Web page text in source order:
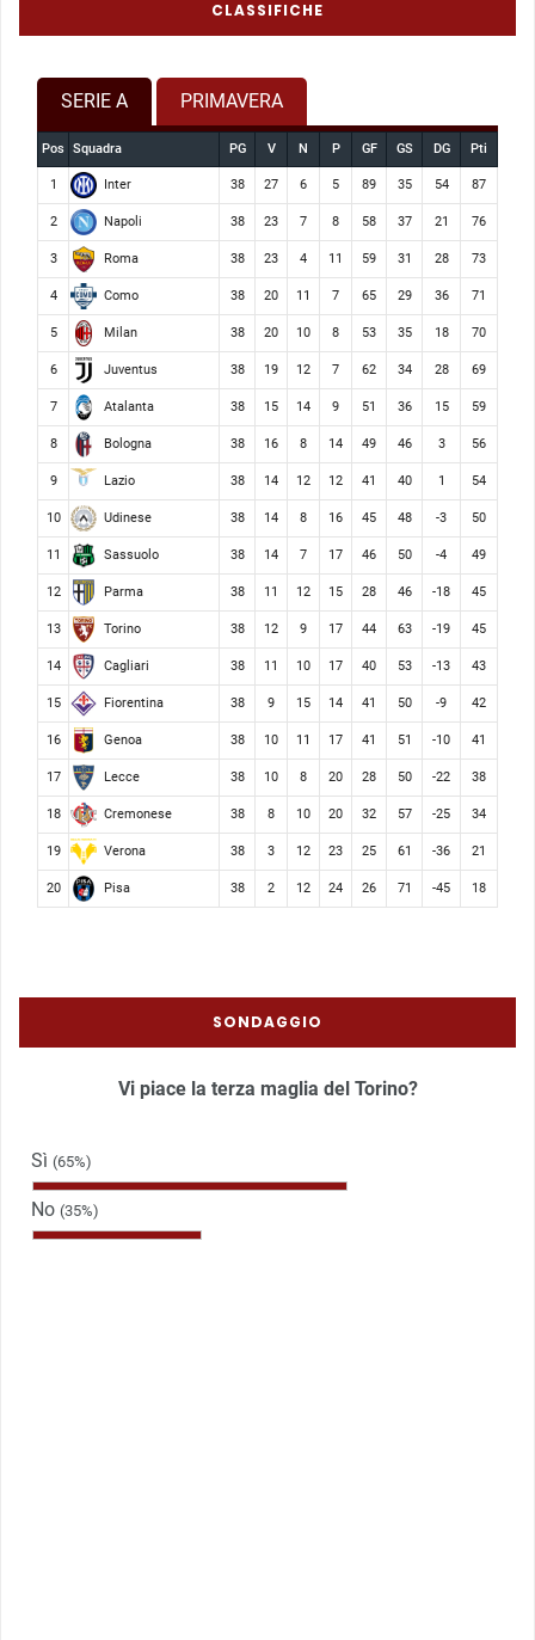
CLASSIFICHE
SERIE A PRIMAVERA
Pos Squadra PG V N P GF GS DG Pti
1 Inter 38 27 6 5 89 35 54 87
2 Napoli 38 23 7 8 58 37 21 76
3 Roma 38 23 4 11 59 31 28 73
4 Como 38 20 11 7 65 29 36 71
5 Milan 38 20 10 8 53 35 18 70
6 Juventus 38 19 12 7 62 34 28 69
7 Atalanta 38 15 14 9 51 36 15 59
8 Bologna 38 16 8 14 49 46 3 56
9 Lazio 38 14 12 12 41 40 1 54
10 Udinese 38 14 8 16 45 48 -3 50
11 Sassuolo 38 14 7 17 46 50 -4 49
12 Parma 38 11 12 15 28 46 -18 45
13 Torino 38 12 9 17 44 63 -19 45
14 Cagliari 38 11 10 17 40 53 -13 43
15 Fiorentina 38 9 15 14 41 50 -9 42
16 Genoa 38 10 11 17 41 51 -10 41
17 Lecce 38 10 8 20 28 50 -22 38
18 Cremonese 38 8 10 20 32 57 -25 34
19 Verona 38 3 12 23 25 61 -36 21
20 Pisa 38 2 12 24 26 71 -45 18
SONDAGGIO
Vi piace la terza maglia del Torino?
Sì (65%)
No (35%)